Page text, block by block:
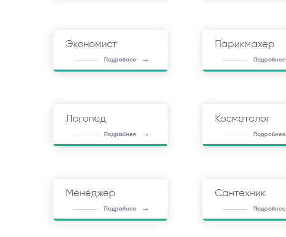
Экономист
Подробнее
Парикмахер
Подробнее
Логопед
Подробнее
Косметолог
Подробнее
Менеджер
Подробнее
Сантехник
Подробнее